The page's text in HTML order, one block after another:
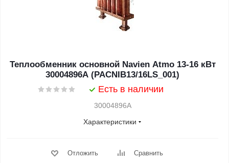
Теплообменник основной Navien Atmo 13-16 кВт
30004896A (PACNIB13/16LS_001)
Есть в наличии
30004896A
Характеристики
Отложить Сравнить